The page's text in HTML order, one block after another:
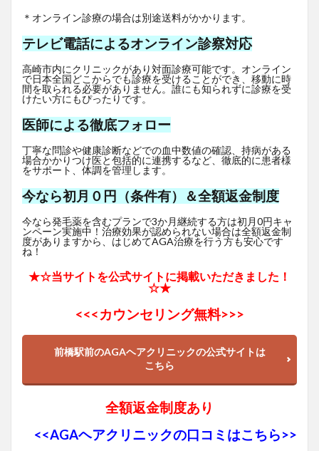
＊オンライン診療の場合は別途送料がかかります。
テレビ電話によるオンライン診察対応
高崎市内にクリニックがあり対面診療可能です。オンライン
で日本全国どこからでも診療を受けることができ、移動に時
間を取られる必要がありません。誰にも知られずに診療を受
けたい方にもぴったりです。
医師による徹底フォロー
丁寧な問診や健康診断などでの血中数値の確認、持病がある
場合かかりつけ医と包括的に連携するなど、徹底的に患者様
をサポート、体調を管理します。
今なら初月０円（条件有）＆全額返金制度
今なら発毛薬を含むプランで3か月継続する方は初月0円キャ
ンペーン実施中！治療効果が認められない場合は全額返金制
度がありますから、はじめてAGA治療を行う方も安心です
ね！
★☆当サイトを公式サイトに掲載いただきました！
☆★
<<<カウンセリング無料>>>
前橋駅前のAGAヘアクリニックの公式サイトは
こちら
全額返金制度あり
<<AGAヘアクリニックの口コミはこちら>>